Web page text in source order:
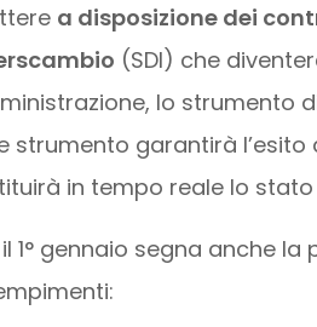
a disposizione dei
(SDI) che
lo strumento
strumento garantirà l’esito
in tempo reale lo stato
1° gennaio segna anche